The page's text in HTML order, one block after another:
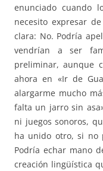
enunciado cuando
necesito expresar
clara: No. Podría
vendrían a ser
preliminar, aunque
ahora en «Ir de
alargarme mucho
falta un jarro sin
ni juegos sonoros,
ha unido otro, si no
Podría echar mano
creación lingüística